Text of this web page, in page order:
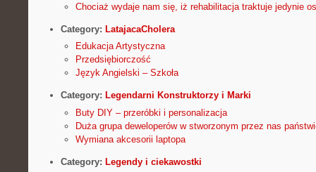
Chociaż wydaje nam się, iż rehabilitacja traktuje jedynie
Category: LatajacaCholera
Edukacja Artystyczna
Przedsiębiorczość
Język Angielski – Szkoła
Category: Legendarni Konstruktorzy i Marki
Buty DIY – przeróbki i personalizacja
Duża grupa deweloperów w stworzonym przez nas
Wymiana akcesorii laptopa
Category: Legendy i ciekawostki